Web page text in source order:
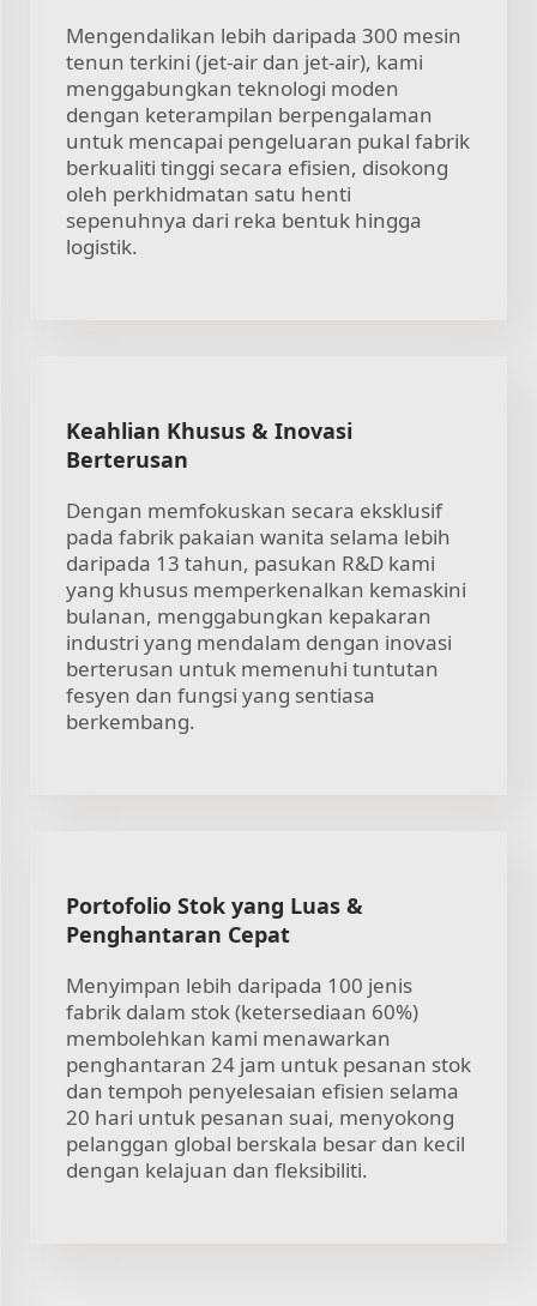
Mengendalikan lebih daripada 300 mesin
tenun terkini (jet-air dan jet-air), kami
menggabungkan teknologi moden
dengan keterampilan berpengalaman
untuk mencapai pengeluaran pukal fabrik
berkualiti tinggi secara efisien, disokong
oleh perkhidmatan satu henti
sepenuhnya dari reka bentuk hingga
logistik.
Keahlian Khusus & Inovasi
Berterusan
Dengan memfokuskan secara eksklusif
pada fabrik pakaian wanita selama lebih
daripada 13 tahun, pasukan R&D kami
yang khusus memperkenalkan kemaskini
bulanan, menggabungkan kepakaran
industri yang mendalam dengan inovasi
berterusan untuk memenuhi tuntutan
fesyen dan fungsi yang sentiasa
berkembang.
Portofolio Stok yang Luas &
Penghantaran Cepat
Menyimpan lebih daripada 100 jenis
fabrik dalam stok (ketersediaan 60%)
membolehkan kami menawarkan
penghantaran 24 jam untuk pesanan stok
dan tempoh penyelesaian efisien selama
20 hari untuk pesanan suai, menyokong
pelanggan global berskala besar dan kecil
dengan kelajuan dan fleksibiliti.